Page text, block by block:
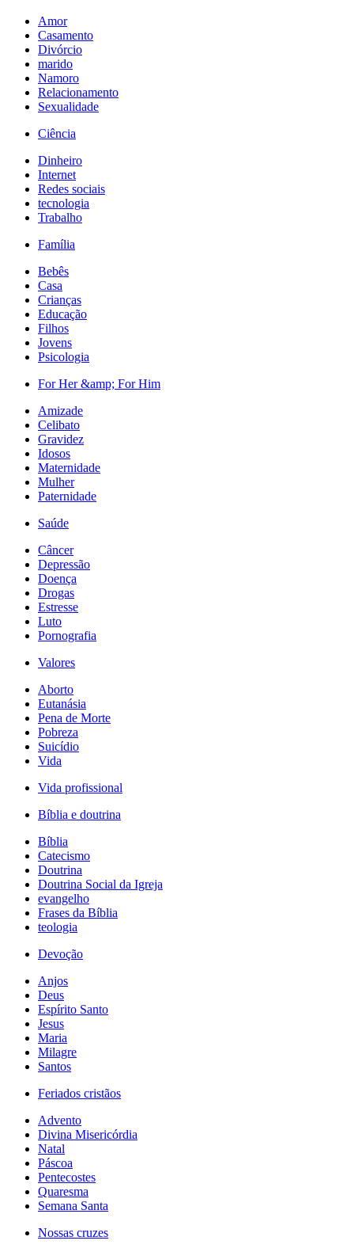
Amor
Casamento
Divórcio
marido
Namoro
Relacionamento
Sexualidade
Ciência
Dinheiro
Internet
Redes sociais
tecnologia
Trabalho
Família
Bebês
Casa
Crianças
Educação
Filhos
Jovens
Psicologia
For Her &amp; For Him
Amizade
Celibato
Gravidez
Idosos
Maternidade
Mulher
Paternidade
Saúde
Câncer
Depressão
Doença
Drogas
Estresse
Luto
Pornografia
Valores
Aborto
Eutanásia
Pena de Morte
Pobreza
Suicídio
Vida
Vida profissional
Bíblia e doutrina
Bíblia
Catecismo
Doutrina
Doutrina Social da Igreja
evangelho
Frases da Bíblia
teologia
Devoção
Anjos
Deus
Espírito Santo
Jesus
Maria
Milagre
Santos
Feriados cristãos
Advento
Divina Misericórdia
Natal
Páscoa
Pentecostes
Quaresma
Semana Santa
Nossas cruzes